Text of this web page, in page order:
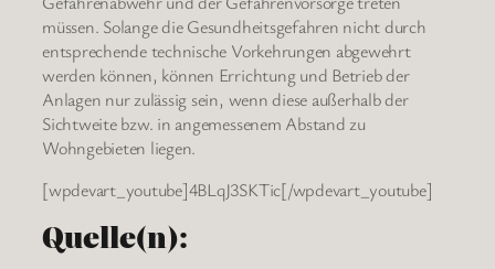
müssen. Solange die Gesundheitsgefahren nicht durch
entsprechende technische Vorkehrungen abgewehrt
werden können, können Errichtung und Betrieb der
Anlagen nur zulässig sein, wenn diese außerhalb der
Sichtweite bzw. in angemessenem Abstand zu
Wohngebieten liegen.
[wpdevart_youtube]4BLqJ3SKTic[/wpdevart_youtube]
Quelle(n):